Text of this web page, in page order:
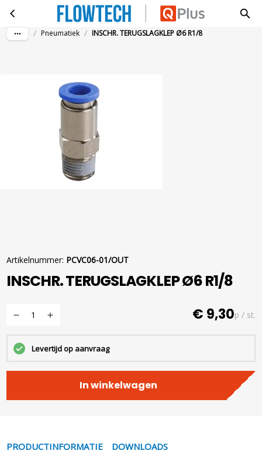
Ga naar hoofdinhoudINSCHR. TERUGSLAGKLEP Ø6 R1/8
/ Pneumatiek / INSCHR. TERUGSLAGKLEP Ø6 R1/8
Artikelnummer: PCVC06-01/OUT
INSCHR. TERUGSLAGKLEP Ø6 R1/8
€ 9,30p / st.
Levertijd op aanvraag
In winkelwagen
PRODUCTINFORMATIE DOWNLOADS